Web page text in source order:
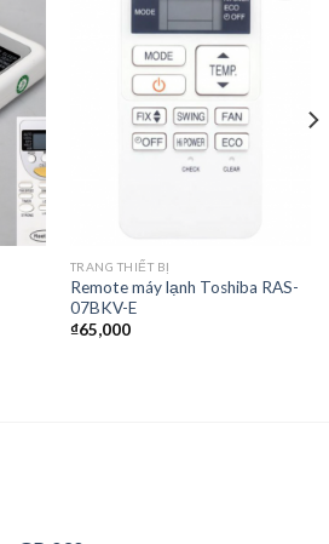
vào
yêu
thích
TRANG THIẾT BỊ
Remote máy lạnh Toshiba RAS-
07BKV-E
₫65,000